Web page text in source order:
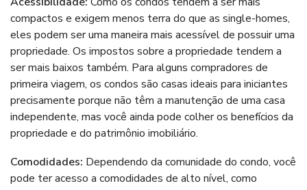
compactos e exigem menos terra do que as single-homes,
eles podem ser uma maneira mais acessível de possuir uma
propriedade. Os impostos sobre a propriedade tendem a
ser mais baixos também. Para alguns compradores de
primeira viagem, os condos são casas ideais para iniciantes
precisamente porque não têm a manutenção de uma casa
independente, mas você ainda pode colher os benefícios da
propriedade e do patrimônio imobiliário.
Comodidades: Dependendo da comunidade do condo, você
pode ter acesso a comodidades de alto nível, como